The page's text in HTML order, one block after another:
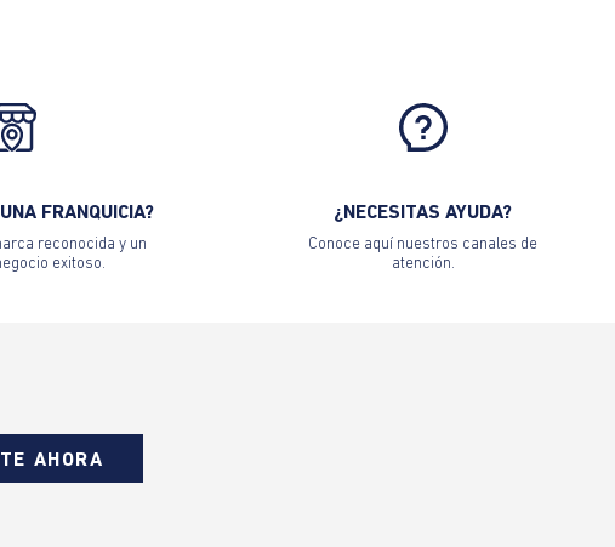
FRANQUICIA?
reconocida y un
exitoso.
¿NECESITAS AYUDA?
Conoce aquí nuestros canales de
atención.
AHORA